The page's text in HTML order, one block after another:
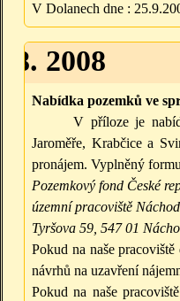
V Dolanech dne
2008
Nabídka pozemků ve
V příloze je
Jaroměře, Krabčice a
pronájem. Vyplněný
Pozemkový fond České
územní pracoviště Náchod
Tyršova 59, 547 01
Pokud na naše
návrhů na uzavření
Pokud na naše